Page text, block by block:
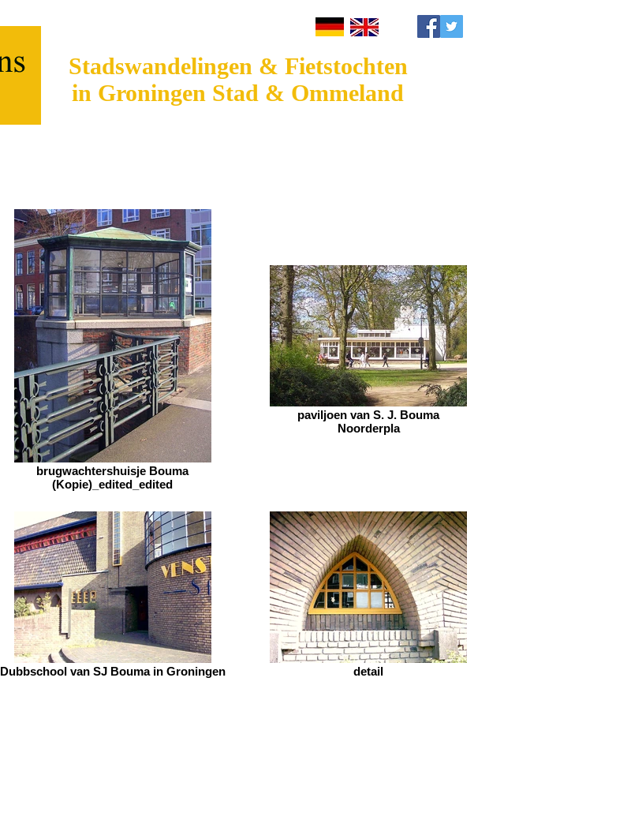
Stadswandelingen & Fietstochten
in Groningen Stad & Ommeland
brugwachtershuisje Bouma
(Kopie)_edited_edited
paviljoen van S. J. Bouma
Noorderpla
Dubbschool van SJ Bouma in Groningen detail